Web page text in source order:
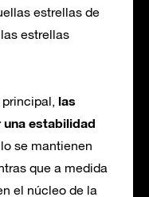
estrellas de
estrellas
las
estabilidad
se mantienen
que a medida
el núcleo de la